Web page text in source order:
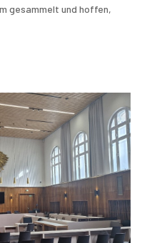
gesammelt und hoffen,